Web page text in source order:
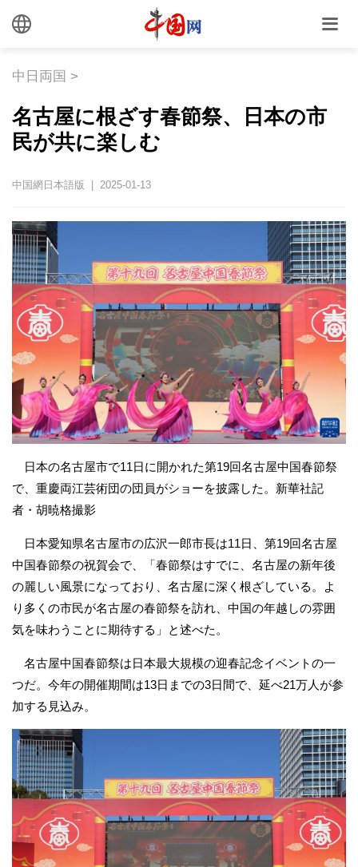
中日両国 >
名古屋に根ざす春節祭、日本の市
民が共に楽しむ
中国網日本語版 | 2025-01-13
日本の名古屋市で11日に開かれた第19回名古屋中国春節祭
で、重慶両江芸術団の団員がショーを披露した。新華社記
者・胡暁格撮影
日本愛知県名古屋市の広沢一郎市長は11日、第19回名古屋
中国春節祭の祝賀会で、「春節祭はすでに、名古屋の新年後
の麗しい風景になっており、名古屋に深く根ざしている。よ
り多くの市民が名古屋の春節祭を訪れ、中国の年越しの雰囲
気を味わうことに期待する」と述べた。
名古屋中国春節祭は日本最大規模の迎春記念イベントの一
つだ。今年の開催期間は13日までの3日間で、延べ21万人が参
加する見込み。